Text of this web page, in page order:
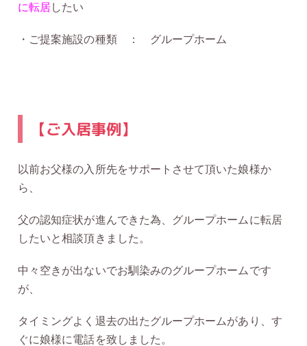
に転居したい
・ご提案施設の種類 ： グループホーム
【ご入居事例】
以前お父様の入所先をサポートさせて頂いた娘様か
ら、
父の認知症状が進んできた為、グループホームに転居
したいと相談頂きました。
中々空きが出ないでお馴染みのグループホームです
が、
タイミングよく退去の出たグループホームがあり、す
ぐに娘様に電話を致しました。